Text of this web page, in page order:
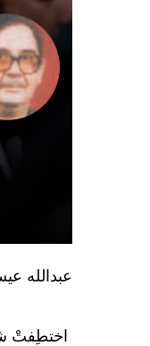
عبدالله
اختطِفتْ